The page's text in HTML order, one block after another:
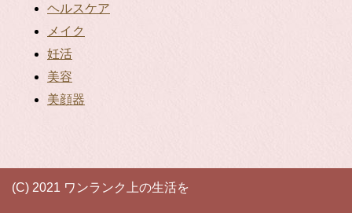
ヘルスケア
メイク
妊活
美容
美顔器
(C) 2021 ワンランク上の生活を